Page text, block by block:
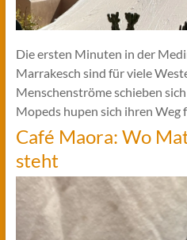
Die ersten Minuten in der
Marrakesch sind für viele
Menschenströme schieben
Mopeds hupen sich ihren Weg
Café Maora: Wo
steht